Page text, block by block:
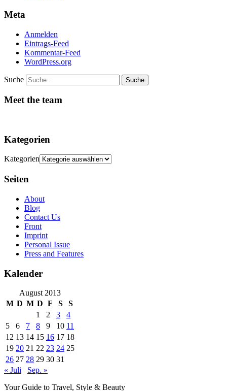
Meta
Anmelden
Eintrags-Feed
Kommentar-Feed
WordPress.org
Suche
Meet the team
Kategorien
Kategorien
Seiten
About
Blog
Contact Us
Front
Imprint
Personal Issue
Press and Features
Kalender
August 2013
M D M D F S
S
1
2 3
4
5
6 7 8 9 10 11
12 13 14 15 16 17 18
19 20 21 22 23 24 25
26 27 28 29 30 31
« Juli
Sep. »
Your Guide to Travel, Style & Beauty